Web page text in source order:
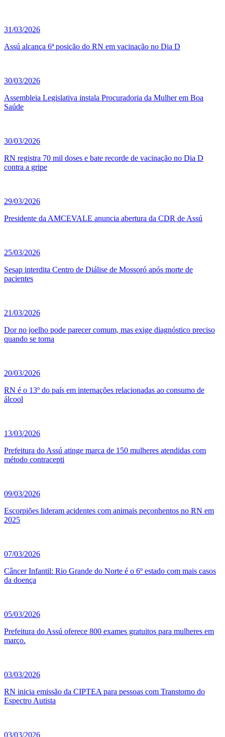
31/03/2026
Assú alcança 6ª posição do RN em vacinação no Dia D
30/03/2026
Assembleia Legislativa instala Procuradoria da Mulher em Boa
Saúde
30/03/2026
RN registra 70 mil doses e bate recorde de vacinação no Dia D
contra a gripe
29/03/2026
Presidente da AMCEVALE anuncia abertura da CDR de Assú
25/03/2026
Sesap interdita Centro de Diálise de Mossoró após morte de
pacientes
21/03/2026
Dor no joelho pode parecer comum, mas exige diagnóstico preciso
quando se torna
20/03/2026
RN é o 13º do país em internações relacionadas ao consumo de
álcool
13/03/2026
Prefeitura do Assú atinge marca de 150 mulheres atendidas com
método contracepti
09/03/2026
Escorpiões lideram acidentes com animais peçonhentos no RN em
2025
07/03/2026
Câncer Infantil: Rio Grande do Norte é o 6º estado com mais casos
da doença
05/03/2026
Prefeitura do Assú oferece 800 exames gratuitos para mulheres em
março.
03/03/2026
RN inicia emissão da CIPTEA para pessoas com Transtorno do
Espectro Autista
03/03/2026